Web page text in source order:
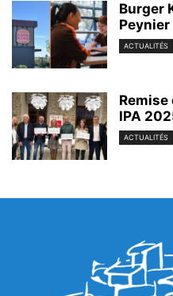
Burger
Peynier
ACTUALITÉS
IPA
ACTUALITÉS